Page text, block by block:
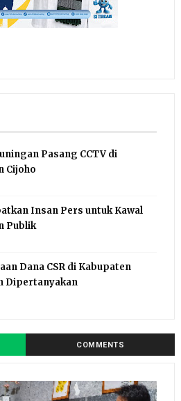
Pasang CCTV di
Cijoho
Insan Pers untuk Kawal
Publik
Dana CSR di Kabupaten
Dipertanyakan
COMMENTS